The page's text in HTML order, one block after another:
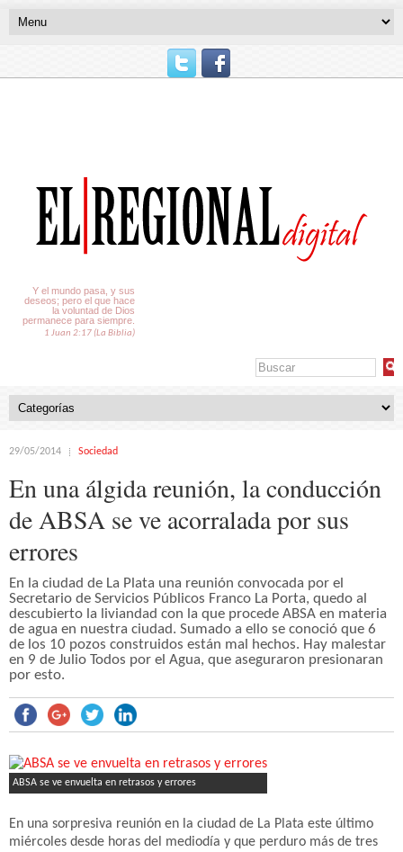
Y el mundo pasa, y sus
deseos; pero el que hace
la voluntad de Dios
permanece para siempre.
1 Juan 2:17 (La Biblia)
29/05/2014 Sociedad
En una álgida reunión, la conducción
de ABSA se ve acorralada por sus
errores
En la ciudad de La Plata una reunión convocada por el
Secretario de Servicios Públicos Franco La Porta, quedo al
descubierto la liviandad con la que procede ABSA en materia
de agua en nuestra ciudad. Sumado a ello se conoció que 6
de los 10 pozos construidos están mal hechos. Hay malestar
en 9 de Julio Todos por el Agua, que aseguraron presionaran
por esto.
ABSA se ve envuelta en retrasos y errores
En una sorpresiva reunión en la ciudad de La Plata este último
miércoles desde horas del mediodía y que perduro más de tres